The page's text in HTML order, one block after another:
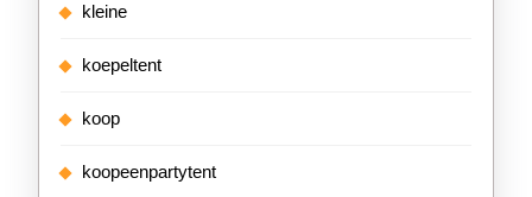
kleine
koepeltent
koop
koopeenpartytent